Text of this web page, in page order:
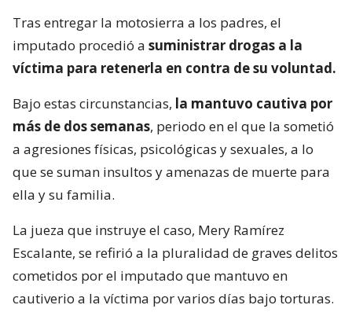
Tras entregar la motosierra a los padres, el
imputado procedió a suministrar drogas a la
víctima para retenerla en contra de su voluntad.
Bajo estas circunstancias, la mantuvo cautiva por
más de dos semanas, periodo en el que la sometió
a agresiones físicas, psicológicas y sexuales, a lo
que se suman insultos y amenazas de muerte para
ella y su familia.
La jueza que instruye el caso, Mery Ramírez
Escalante, se refirió a la pluralidad de graves delitos
cometidos por el imputado que mantuvo en
cautiverio a la víctima por varios días bajo torturas.